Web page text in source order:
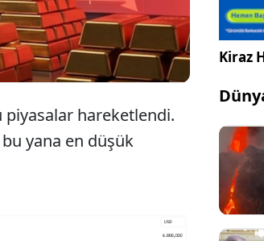
piyasalar hareketlendi.
bu yana en düşük
Kiraz